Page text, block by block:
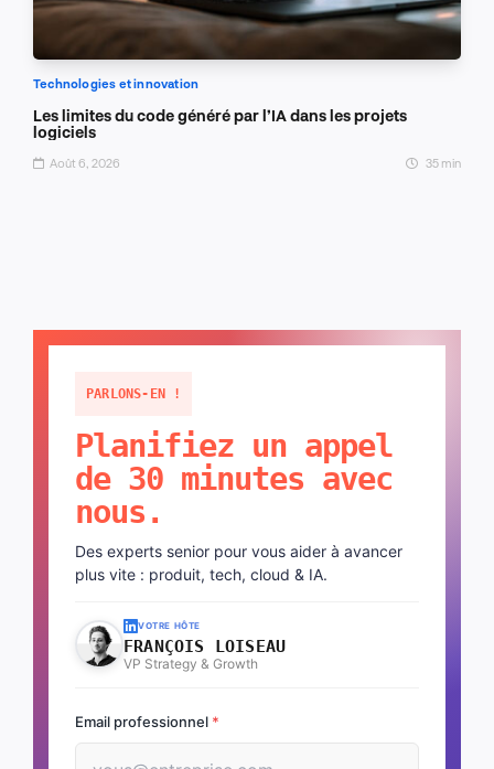
Technologies et innovation
Les limites du code généré par l’IA dans les projets
logiciels
Août 6, 2026 35 min
PARLONS-EN !
Planifiez un appel
de 30 minutes avec
nous.
Des experts senior pour vous aider à avancer
plus vite : produit, tech, cloud & IA.
VOTRE HÔTE
FRANÇOIS LOISEAU
VP Strategy & Growth
Email professionnel *